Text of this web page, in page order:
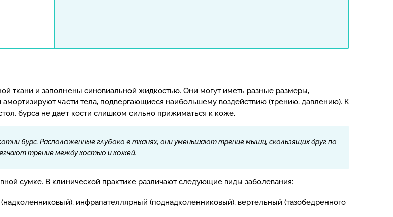
ткани и заполнены синовиальной жидкостью. Они могут иметь разные размеры,
части тела, подвергающиеся наибольшему воздействию (трению, давлению). К
бурса не дает кости слишком сильно прижиматься к коже.
бурс. Расположенные глубоко в тканях, они уменьшают трение мышц, скользящих друг по
трение между костью и кожей.
сумке. В клинической практике различают следующие виды заболевания:
инфрапателлярный (поднадколенниковый), вертельный (тазобедренного